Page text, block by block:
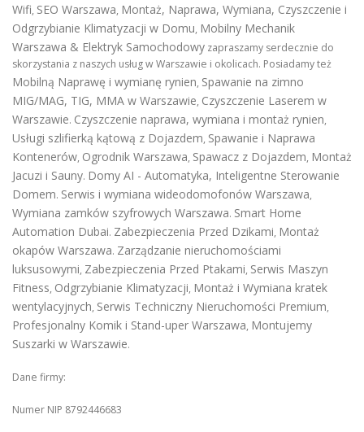
Wifi, SEO Warszawa, Montaż, Naprawa, Wymiana, Czyszczenie i
Odgrzybianie Klimatyzacji w Domu, Mobilny Mechanik
Warszawa & Elektryk Samochodowy zapraszamy serdecznie do
skorzystania z naszych usług w Warszawie i okolicach. Posiadamy też
Mobilną Naprawę i wymianę rynien, Spawanie na zimno
MIG/MAG, TIG, MMA w Warszawie, Czyszczenie Laserem w
Warszawie. Czyszczenie naprawa, wymiana i montaż rynien,
Usługi szlifierką kątową z Dojazdem, Spawanie i Naprawa
Kontenerów, Ogrodnik Warszawa, Spawacz z Dojazdem, Montaż
Jacuzi i Sauny. Domy AI - Automatyka, Inteligentne Sterowanie
Domem. Serwis i wymiana wideodomofonów Warszawa,
Wymiana zamków szyfrowych Warszawa. Smart Home
Automation Dubai. Zabezpieczenia Przed Dzikami, Montaż
okapów Warszawa. Zarządzanie nieruchomościami
luksusowymi, Zabezpieczenia Przed Ptakami, Serwis Maszyn
Fitness, Odgrzybianie Klimatyzacji, Montaż i Wymiana kratek
wentylacyjnych, Serwis Techniczny Nieruchomości Premium,
Profesjonalny Komik i Stand-uper Warszawa, Montujemy
Suszarki w Warszawie.
Dane firmy:
Numer NIP 8792446683